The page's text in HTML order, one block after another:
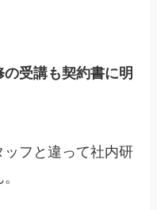
の受講も契約書に明
フと違って社内研